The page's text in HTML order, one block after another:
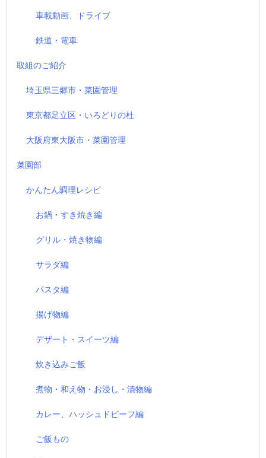
車載動画、ドライブ
鉄道・電車
取組のご紹介
埼玉県三郷市・菜園管理
東京都足立区・いろどりの杜
大阪府東大阪市・菜園管理
菜園部
かんたん調理レシピ
お鍋・すき焼き編
グリル・焼き物編
サラダ編
パスタ編
揚げ物編
デザート・スイーツ編
炊き込みご飯
煮物・和え物・お浸し・漬物編
カレー、ハッシュドビーフ編
ご飯もの